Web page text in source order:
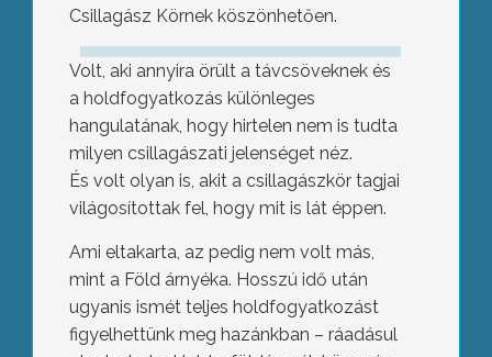
Csillagász Körnek köszönhetően.
Volt, aki annyira örült a távcsöveknek és
a holdfogyatkozás különleges
hangulatának, hogy hirtelen nem is tudta
milyen csillagászati jelenséget néz.
És volt olyan is, akit a csillagászkör tagjai
világosítottak fel, hogy mit is lát éppen.
Ami eltakarta, az pedig nem volt más,
mint a Föld árnyéka. Hosszú idő után
ugyanis ismét teljes holdfogyatkozást
figyelhettünk meg hazánkban – ráadásul